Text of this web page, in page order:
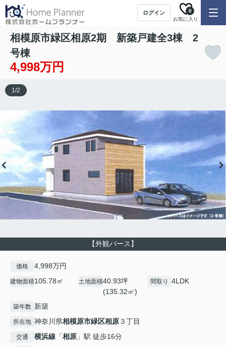
ログイン
お気に入り
0
相模原市緑区相原2期 新築戸建全3棟 2
号棟
4,998万円
【外観パース】
1/2
価格 4,998万円
建物面積105.78㎡ 土地面積40.93坪
(135.32㎡)
間取り 4LDK
築年数 新築
所在地 神奈川県相模原市緑区相原３丁目
交通 横浜線 「相原 」駅 徒歩16分